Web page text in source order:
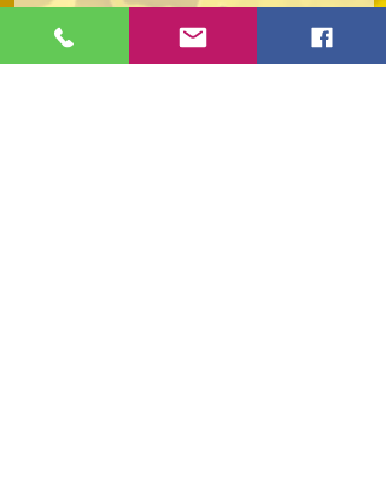
acceder en nuestro sitio. Para obtener más
información, comuníquese con Dandelion
Gallery & Studio. Para talleres/fiestas